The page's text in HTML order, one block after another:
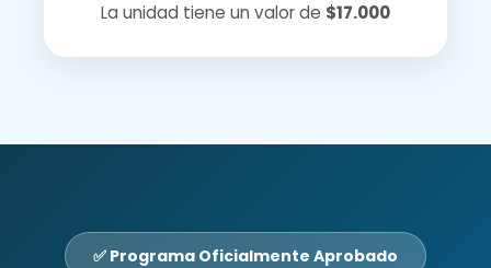
La unidad tiene un valor de $17.000
✅ Programa Oficialmente Aprobado